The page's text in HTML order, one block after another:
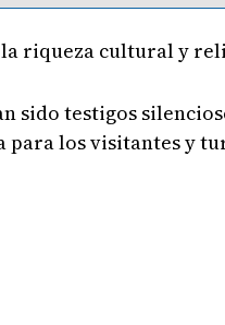
riqueza cultural y
sido testigos
los visitantes y